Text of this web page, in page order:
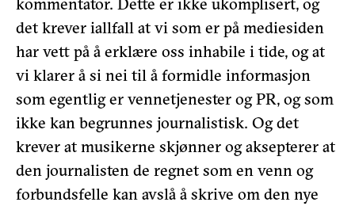
det krever iallfall at vi som er på mediesiden
har vett på å erklære oss inhabile i tide, og at
vi klarer å si nei til å formidle informasjon
som egentlig er vennetjenester og PR, og som
ikke kan begrunnes journalistisk. Og det
krever at musikerne skjønner og aksepterer at
den journalisten de regnet som en venn og
forbundsfelle kan avslå å skrive om den nye